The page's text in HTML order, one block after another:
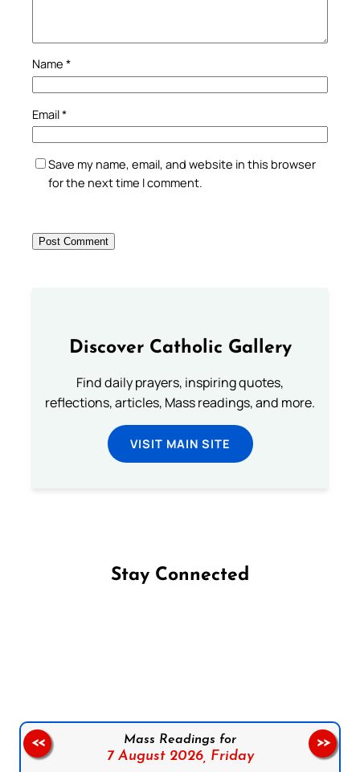
Name *
Email*
Save my name, email, and website in this browser
for the next time I comment.
Discover Catholic Gallery
Find daily prayers, inspiring quotes,
reflections, articles, Mass readings, and more.
VISIT MAIN SITE
Stay Connected
Mass Readings for
7 August 2026, Friday
<< >>